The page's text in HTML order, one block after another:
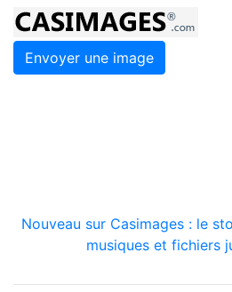
Envoyer une image
Nouveau sur Casimages : le
musiques et fichiers